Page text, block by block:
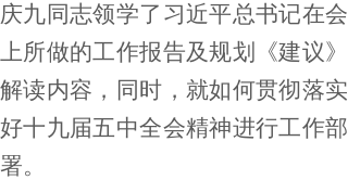
庆九同志领学了习近平总书记在会
上所做的工作报告及规划《建议》
解读内容，同时，就如何贯彻落实
好十九届五中全会精神进行工作部
署。